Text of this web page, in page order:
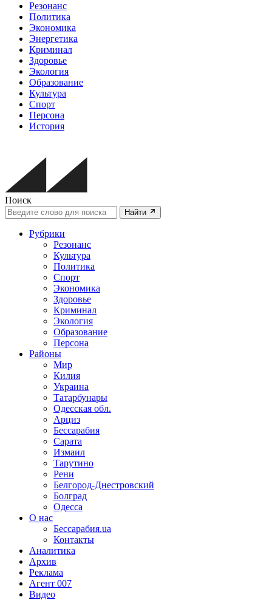
Резонанс
Политика
Экономика
Энергетика
Криминал
Здоровье
Экология
Образование
Культура
Спорт
Персона
История
Поиск
Найти
Рубрики
Резонанс
Культура
Политика
Спорт
Экономика
Здоровье
Криминал
Экология
Образование
Персона
Районы
Мир
Килия
Украина
Татарбунары
Одесская обл.
Арциз
Бессарабия
Сарата
Измаил
Тарутино
Рени
Белгород-Днестровский
Болград
Одесса
О нас
Бессарабия.ua
Контакты
Аналитика
Архив
Реклама
Агент 007
Видео